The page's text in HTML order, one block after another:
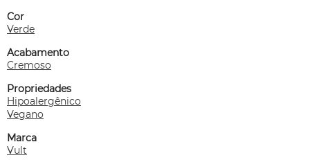
Cor
Verde
Acabamento
Cremoso
Propriedades
Hipoalergênico
Vegano
Marca
Vult